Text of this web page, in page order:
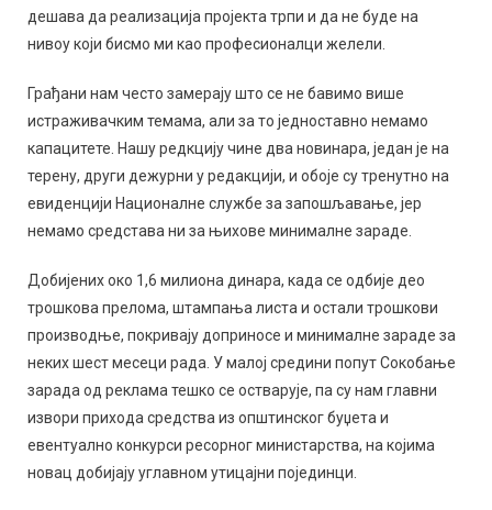
дешава да реализација пројекта трпи и да не буде на
нивоу који бисмо ми као професионалци желели.
Грађани нам често замерају што се не бавимо више
истраживачким темама, али за то једноставно немамо
капацитете. Нашу редкцију чине два новинара, један је на
терену, други дежурни у редакцији, и обоје су тренутно на
евиденцији Националне службе за запошљавање, јер
немамо средстава ни за њихове минималне зараде.
Добијених око 1,6 милиона динара, када се одбије део
трошкова прелома, штампања листа и остали трошкови
производње, покривају доприносе и минималне зараде за
неких шест месеци рада. У малој средини попут Сокобање
зарада од реклама тешко се остварује, па су нам главни
извори прихода средства из општинског буџета и
евентуално конкурси ресорног министарства, на којима
новац добијају углавном утицајни појединци.